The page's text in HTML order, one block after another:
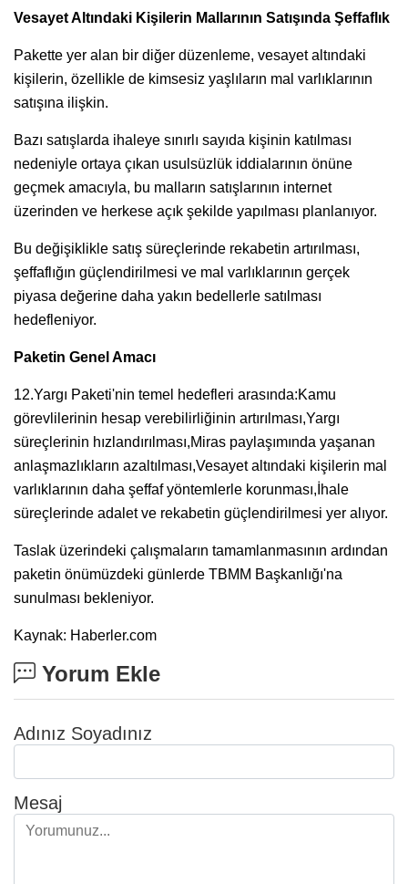
Vesayet Altındaki Kişilerin Mallarının Satışında Şeffaflık
Pakette yer alan bir diğer düzenleme, vesayet altındaki
kişilerin, özellikle de kimsesiz yaşlıların mal varlıklarının
satışına ilişkin.
Bazı satışlarda ihaleye sınırlı sayıda kişinin katılması
nedeniyle ortaya çıkan usulsüzlük iddialarının önüne
geçmek amacıyla, bu malların satışlarının internet
üzerinden ve herkese açık şekilde yapılması planlanıyor.
Bu değişiklikle satış süreçlerinde rekabetin artırılması,
şeffaflığın güçlendirilmesi ve mal varlıklarının gerçek
piyasa değerine daha yakın bedellerle satılması
hedefleniyor.
Paketin Genel Amacı
12.Yargı Paketi'nin temel hedefleri arasında:Kamu
görevlilerinin hesap verebilirliğinin artırılması,Yargı
süreçlerinin hızlandırılması,Miras paylaşımında yaşanan
anlaşmazlıkların azaltılması,Vesayet altındaki kişilerin mal
varlıklarının daha şeffaf yöntemlerle korunması,İhale
süreçlerinde adalet ve rekabetin güçlendirilmesi yer alıyor.
Taslak üzerindeki çalışmaların tamamlanmasının ardından
paketin önümüzdeki günlerde TBMM Başkanlığı'na
sunulması bekleniyor.
Kaynak: Haberler.com
Yorum Ekle
Adınız Soyadınız
Mesaj